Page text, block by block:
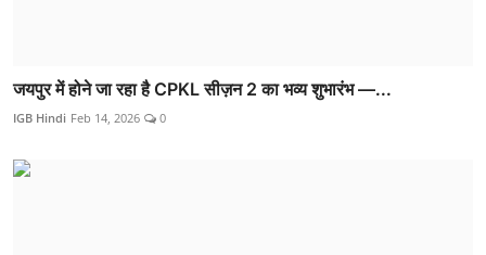
जयपुर में होने जा रहा है CPKL सीज़न 2 का भव्य शुभारंभ —...
IGB Hindi Feb 14, 2026 0